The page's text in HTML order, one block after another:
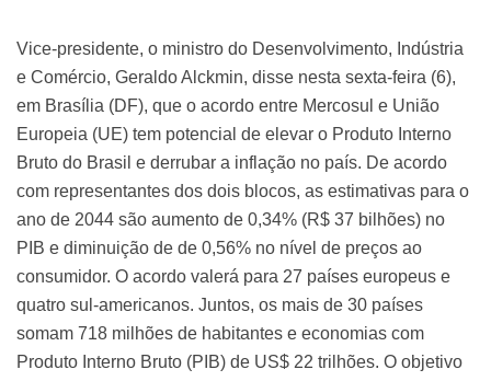
Vice-presidente, o ministro do Desenvolvimento, Indústria
e Comércio, Geraldo Alckmin, disse nesta sexta-feira (6),
em Brasília (DF), que o acordo entre Mercosul e União
Europeia (UE) tem potencial de elevar o Produto Interno
Bruto do Brasil e derrubar a inflação no país. De acordo
com representantes dos dois blocos, as estimativas para o
ano de 2044 são aumento de 0,34% (R$ 37 bilhões) no
PIB e diminuição de de 0,56% no nível de preços ao
consumidor. O acordo valerá para 27 países europeus e
quatro sul-americanos. Juntos, os mais de 30 países
somam 718 milhões de habitantes e economias com
Produto Interno Bruto (PIB) de US$ 22 trilhões. O objetivo